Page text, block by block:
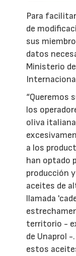
Para
de
sus
datos
Ministerio
“Queremos
los
oliva
a los
han optado
producción
aceites de
llamada
territorio -
de Unaprol -
estos